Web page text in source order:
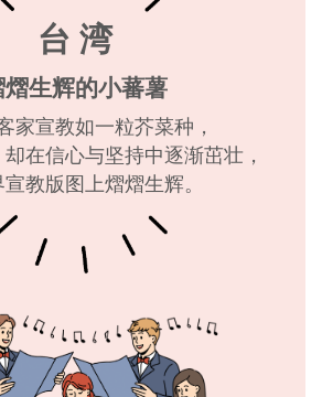
台 湾
生辉的小蕃薯
家宣教如一粒芥菜种，
在信心与坚持中逐渐茁壮，
教版图上熠熠生辉。